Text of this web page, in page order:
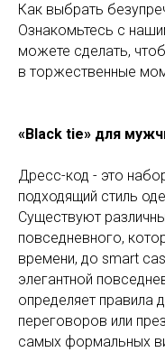
Как выбрать
Ознакомьтесь с
можете сделать,
в торжественные
«Black tie» для
Дресс-код - это
подходящий стиль
Существуют
повседневного,
времени, до smart
элегантной
определяет правила
переговоров или
самых формальных